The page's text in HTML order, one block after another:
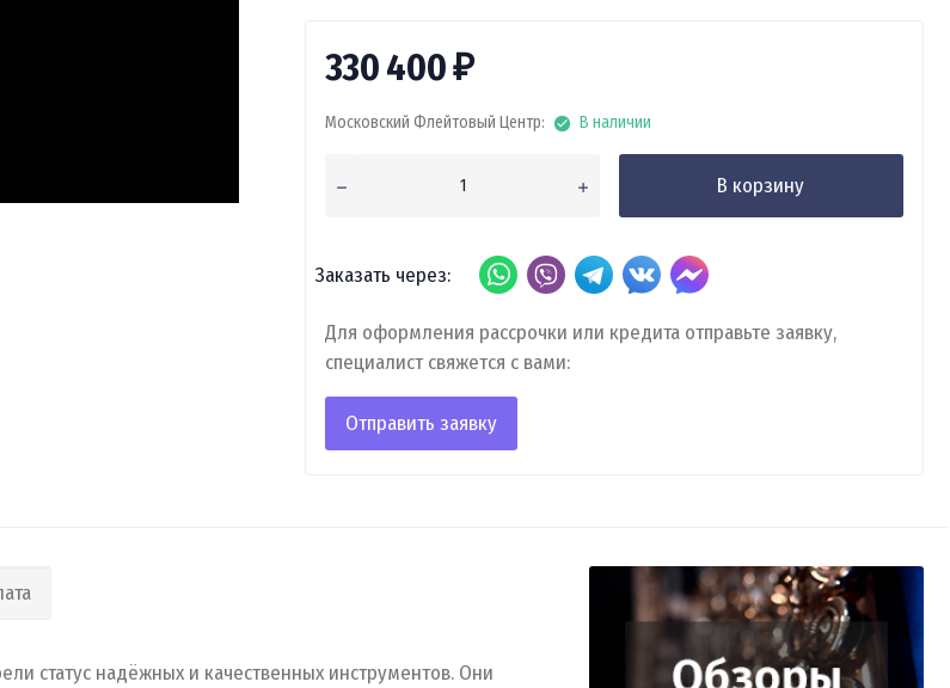
330 400₽
Московский Флейтовый Центр: В наличии
В корзину
Заказать через:
Для оформления рассрочки или кредита отправьте заявку,
специалист свяжется с вами:
Отправить заявку
статус надёжных и качественных инструментов. Они